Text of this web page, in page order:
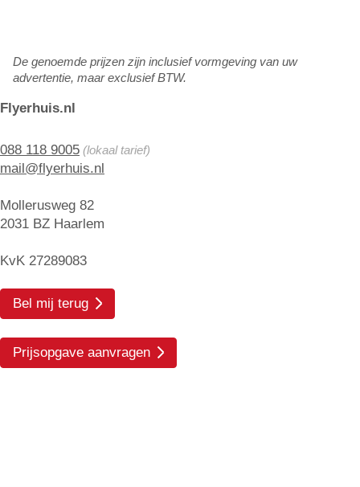
Flyerhuis.nl
088 118 9005 (lokaal tarief)
mail@flyerhuis.nl
Mollerusweg 82
2031 BZ Haarlem
KvK 27289083
Bel mij terug
Prijsopgave aanvragen
De genoemde prijzen zijn inclusief vormgeving van uw
advertentie, maar exclusief BTW.